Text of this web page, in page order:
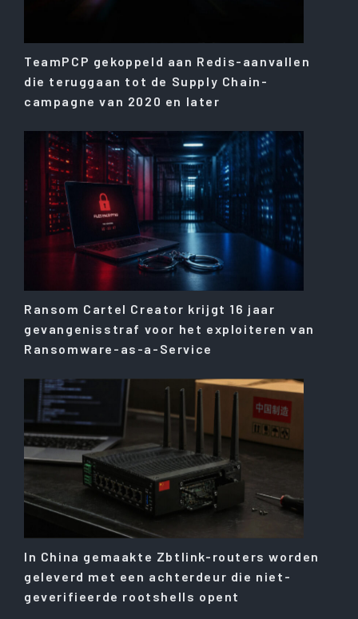
TeamPCP gekoppeld aan Redis-aanvallen
die teruggaan tot de Supply Chain-
campagne van 2020 en later
Ransom Cartel Creator krijgt 16 jaar
gevangenisstraf voor het exploiteren van
Ransomware-as-a-Service
In China gemaakte Zbtlink-routers worden
geleverd met een achterdeur die niet-
geverifieerde rootshells opent